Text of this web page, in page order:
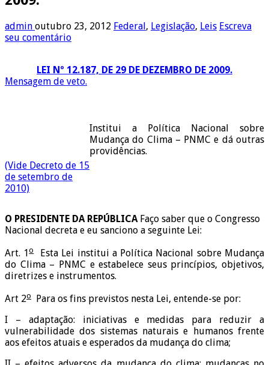
admin outubro 23, 2012 Federal, Legislação, Leis Escreva
seu comentário
LEI Nº 12.187, DE 29 DE DEZEMBRO DE 2009.
Mensagem de veto.
(Vide Decreto de 15
de setembro de
2010)
Institui a Política Nacional sobre
Mudança do Clima – PNMC e dá outras
providências.
O PRESIDENTE DA REPÚBLICA Faço saber que o Congresso
Nacional decreta e eu sanciono a seguinte Lei:
Art. 1oEsta Lei institui a Política Nacional sobre Mudança
do Clima – PNMC e estabelece seus princípios, objetivos,
diretrizes e instrumentos.
Art 2o
Para os fins previstos nesta Lei, entende-se por:
I – adaptação: iniciativas e medidas para reduzir a
vulnerabilidade dos sistemas naturais e humanos frente
aos efeitos atuais e esperados da mudança do clima;